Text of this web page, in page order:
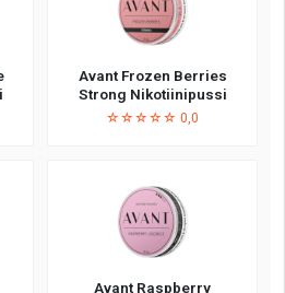
Avant Frozen Berries
Strong Nikotiinipussi
☆☆☆☆☆ 0,0
Avant Raspberry